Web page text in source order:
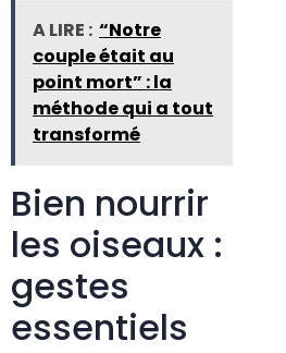
A LIRE : “Notre
couple était au
point mort” : la
méthode qui a tout
transformé
Bien nourrir
les oiseaux :
gestes
essentiels